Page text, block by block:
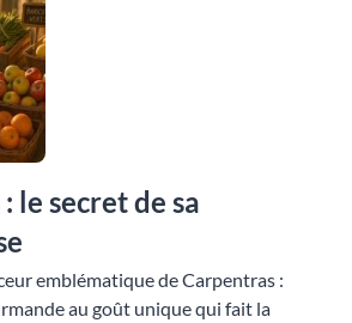
le secret de sa
emblématique de Carpentras :
au goût unique qui fait la